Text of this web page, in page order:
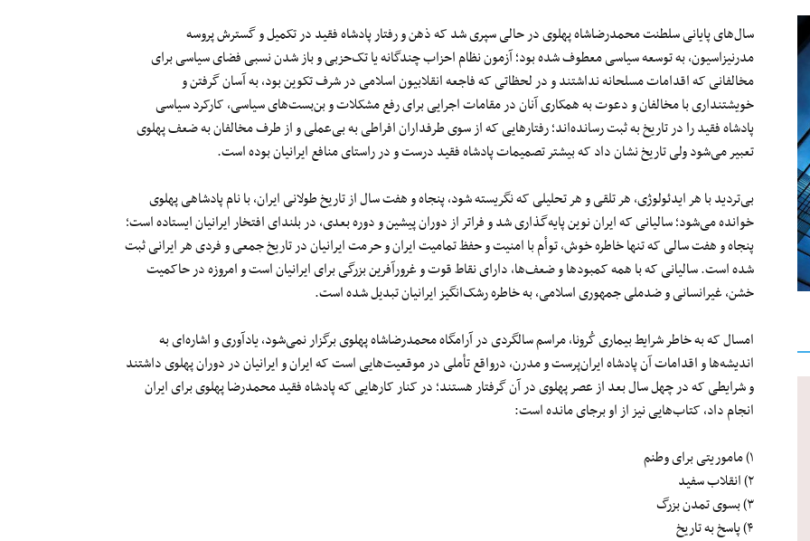
سال‌های پایانی سلطنت محمدرضاشاه پهلوی در حالی سپری شد که ذهن و رفتار پادشاه فقید در تکمیل و گسترش پروسه
مدرنیزاسیون، به توسعه سیاسی معطوف شده بود؛ آزمون نظام احزاب چندگانه یا تک‌حزبی و باز شدن نسبی فضای سیاسی برای
مخالفانی که اقدامات مسلحانه نداشتند و در لحظاتی که فاجعه انقلابیون اسلامی در شرف تکوین بود، به آسان گرفتن و
خویشتنداری با مخالفان و دعوت به همکاری آنان در مقامات اجرایی برای رفع مشکلات و بن‌بست‌های سیاسی، کارکرد سیاسی
پادشاه فقید را در تاریخ به ثبت رسانده‌اند؛ رفتارهایی که از سوی طرفداران افراطی به بی‌عملی و از طرف مخالفان به ضعف پهلوی
تعبیر می‌شود ولی تاریخ نشان داد که بیشتر تصمیمات پادشاه فقید درست و در راستای منافع ایرانیان بوده است.
بی‌تردید با هر ایدئولوژی، هر تلقی و هر تحلیلی که نگریسته شود، پنجاه و هفت سال از تاریخ طولانی ایران، با نام پادشاهی پهلوی
خوانده می‌شود؛ سالیانی که ایران نوین پایه‌گذاری شد و فراتر از دوران پیشین و دوره بعدی، در بلندای افتخار ایرانیان ایستاده است؛
پنجاه و هفت سالی که تنها خاطره خوش، توأم با امنیت و حفظ تمامیت ایران و حرمت ایرانیان در تاریخ جمعی و فردی هر ایرانی ثبت
شده است. سالیانی که با همه کمبودها و ضعف‌ها، دارای نقاط قوت و غرورآفرین بزرگی برای ایرانیان است و امروزه در حاکمیت
خشن، غیرانسانی و ضدملی جمهوری اسلامی، به خاطره رشک‌انگیز ایرانیان تبدیل شده است.
امسال که به خاطر شرایط بیماری کُرونا، مراسم سالگردی در آرامگاه محمدرضاشاه پهلوی برگزار نمی‌شود، یادآوری و اشاره‌ای به
اندیشه‌ها و اقدامات آن پادشاه ایران‌پرست و مدرن، درواقع تأملی در موقعیت‌هایی است که ایران و ایرانیان در دوران پهلوی داشتند
و شرایطی که در چهل سال بعد از عصر پهلوی در آن گرفتار هستند؛ در کنار کارهایی که پادشاه فقید محمدرضا پهلوی برای ایران
انجام داد، کتاب‌هایی نیز از او برجای مانده است:
۱) ماموریتی برای وطنم
۲) انقلاب سفید
۳) بسوی تمدن بزرگ
۴) پاسخ به تاریخ